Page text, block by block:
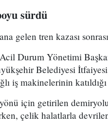
sürdü
gelen tren kazası
Durum Yönetimi
Belediyesi
iş makinelerinin
için getirilen
çelik halatlarla